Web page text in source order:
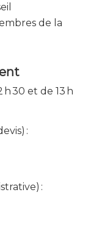
de la
30 et de 13 h
:
: